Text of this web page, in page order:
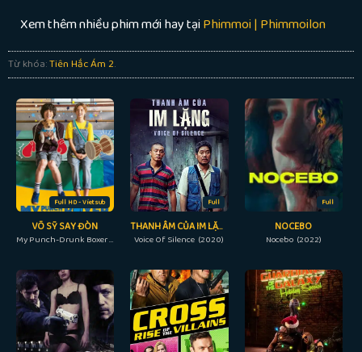
Xem thêm nhiều phim mới hay tạiPhimmoi | Phimmoilon
Từ khóa:Tiên Hắc Ám 2.
Full HD - Vietsub
VÕ SỸ SAY ĐÒN
My Punch-Drunk Boxer (2019)
Full
THANH ÂM CỦA IM LẶNG
Voice Of Silence (2020)
Full
NOCEBO
Nocebo (2022)